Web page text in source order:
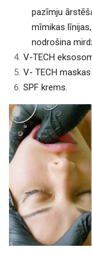
pazīmju
mīmikas
nodrošina
V-TECH
V- TECH
SPF krems.